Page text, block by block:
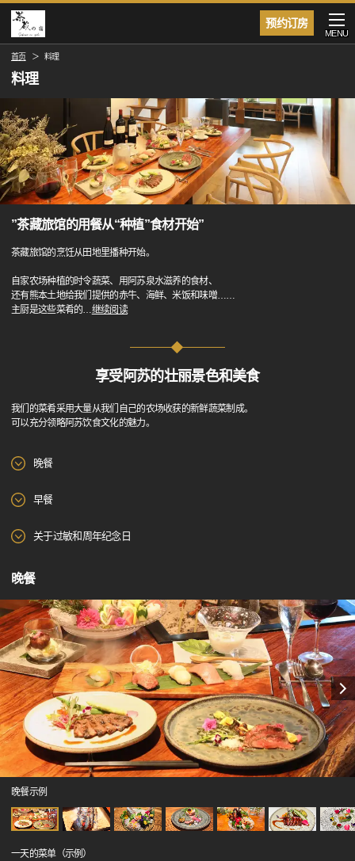
预约订房
MENU
首页 料理
料理
”茶藏旅馆的用餐从“种植”食材开始”
茶藏旅馆的烹饪从田地里播种开始。
自家农场种植的时令蔬菜、用阿苏泉水滋养的食材、
还有熊本土地给我们提供的赤牛、海鲜、米饭和味噌……
主厨是这些菜肴的…继续阅读
享受阿苏的壮丽景色和美食
我们的菜肴采用大量从我们自己的农场收获的新鲜蔬菜制成。
可以充分领略阿苏饮食文化的魅力。
晚餐
早餐
关于过敏和周年纪念日
晚餐
晚餐示例
一天的菜单（示例）